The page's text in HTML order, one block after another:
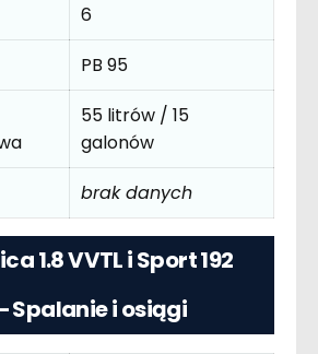
6
PB 95
55 litrów / 15
galonów
brak danych
1.8 VVTL i Sport 192
Spalanie i osiągi